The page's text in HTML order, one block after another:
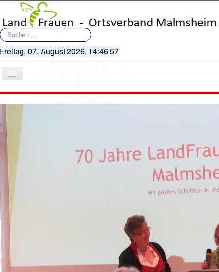
Suchen
...
Freitag, 07. August 2026, 14:46:57
Navigation
an/aus
Artikel
Bildergalerie
Geschichte